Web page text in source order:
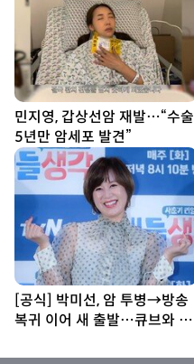
민지영, 갑상선암 재발…“수술
5년만 암세포 발견”
[공식] 박미선, 암 투병→방송
복귀 이어 새 출발…큐브와 6